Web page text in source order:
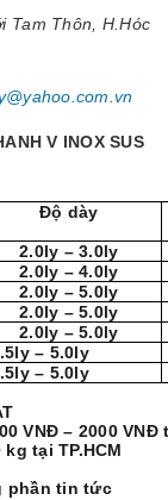
Tam Thôn, H.Hóc
V INOX SUS
Độ dày
2.0ly – 3.0ly
2.0ly – 4.0ly
2.0ly – 5.0ly
2.0ly – 5.0ly
2.0ly – 5.0ly
– 5.0ly
– 5.0ly
VNĐ – 2000
tại TP.HCM
phần tin tức